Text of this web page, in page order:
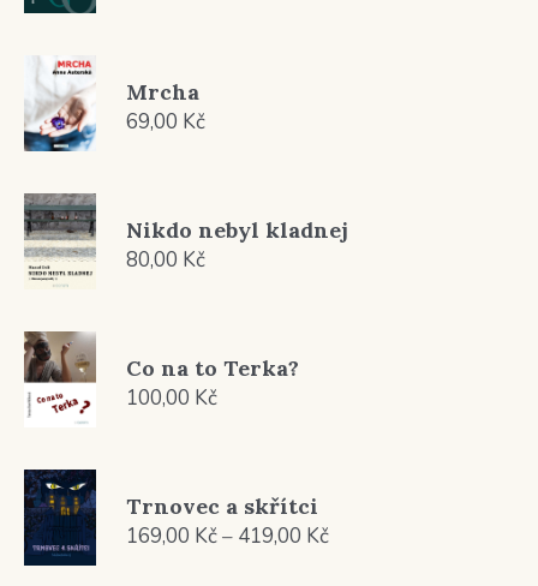
Mrcha
69,00 Kč
Nikdo nebyl kladnej
80,00 Kč
Co na to Terka?
100,00 Kč
Trnovec a skřítci
169,00 Kč– 419,00 KčRozpětí